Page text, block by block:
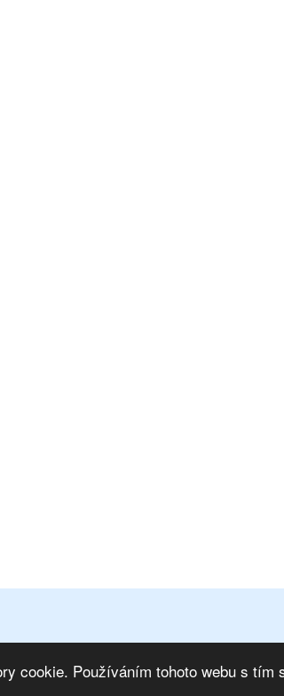
cookie. Používáním tohoto webu s tím